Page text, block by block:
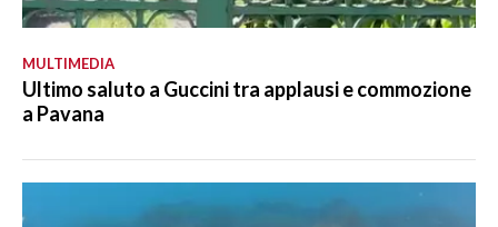
MULTIMEDIA
Ultimo saluto a Guccini tra applausi e commozione
a Pavana